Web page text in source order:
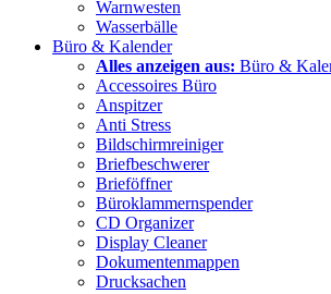
Warnwesten
Wasserbälle
Büro & Kalender
Alles anzeigen aus: Büro &
Accessoires Büro
Anspitzer
Anti Stress
Bildschirmreiniger
Briefbeschwerer
Brieföffner
Büroklammernspender
CD Organizer
Display Cleaner
Dokumentenmappen
Drucksachen